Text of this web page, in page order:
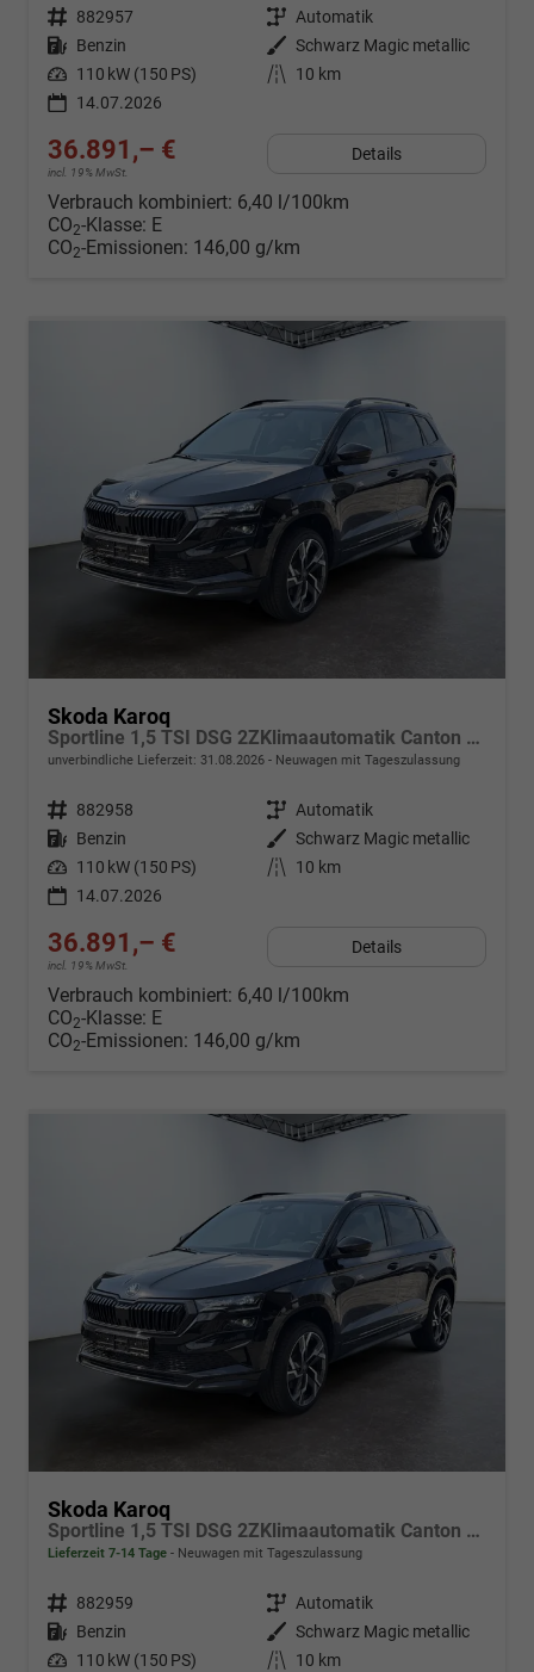
Fahrzeugnr. 882957 Getriebe Automatik
Kraftstoff Benzin Außenfarbe Schwarz Magic metallic
Leistung 110 kW (150 PS) Kilometerstand
10 km
14.07.2026
36.891,– €
incl. 19% MwSt.
Details
Verbrauch kombiniert: 6,40 l/100km
CO2-Klasse: E
CO2-Emissionen: 146,00 g/km
Skoda Karoq
Sportline 1,5 TSI DSG 2ZKlimaautomatik Canton Anhängerkupplung Totewinkel Assistent 2 x Einparkhilfe Kamera 19 Zoll Felgen adaptiver Tempomat 5J Garantie
unverbindliche Lieferzeit: 31.08.2026 Neuwagen mit Tageszulassung
Fahrzeugnr. 882958 Getriebe Automatik
Kraftstoff Benzin Außenfarbe Schwarz Magic metallic
Leistung 110 kW (150 PS) Kilometerstand
10 km
14.07.2026
36.891,– €
incl. 19% MwSt.
Details
Verbrauch kombiniert: 6,40 l/100km
CO2-Klasse: E
CO2-Emissionen: 146,00 g/km
Skoda Karoq
Sportline 1,5 TSI DSG 2ZKlimaautomatik Canton Anhängerkupplung Totewinkel Assistent 2 x Einparkhilfe Kamera 19 Zoll Felgen adaptiver Tempomat 5J Garantie
Lieferzeit 7-14 Tage Neuwagen mit Tageszulassung
Fahrzeugnr. 882959 Getriebe Automatik
Kraftstoff Benzin Außenfarbe Schwarz Magic metallic
Leistung 110 kW (150 PS) Kilometerstand 10 km